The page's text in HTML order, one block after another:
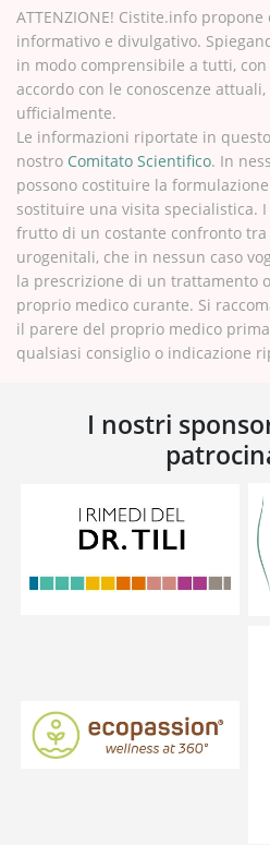
ATTENZIONE! Cistite.info
informativo e divulgativo.
in modo comprensibile a tutti,
accordo con le conoscenze
ufficialmente.
Le informazioni riportate in
nostro Comitato Scientifico. In
possono costituire la
sostituire una visita specialistica.
frutto di un costante confronto
urogenitali, che in nessun caso
la prescrizione di un trattamento
proprio medico curante. Si
il parere del proprio medico
qualsiasi consiglio o indicazione
I nostri